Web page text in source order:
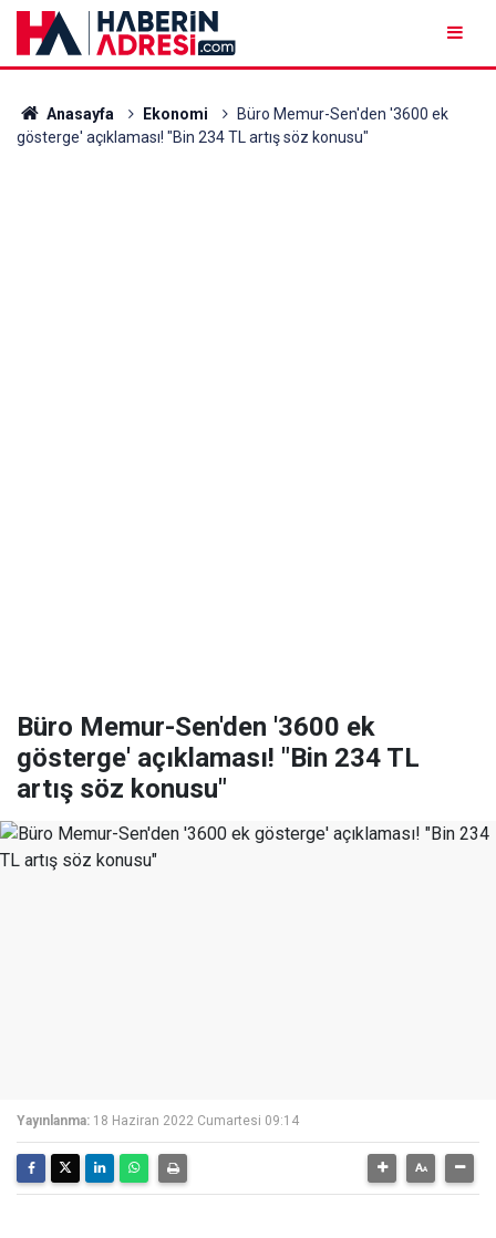
Anasayfa Ekonomi
Büro Memur-Sen'den '3600 ek
gösterge' açıklaması! "Bin 234 TL artış söz konusu"
Büro Memur-Sen'den '3600 ek
gösterge' açıklaması! "Bin 234 TL
artış söz konusu"
Yayınlanma: 18 Haziran 2022 Cumartesi 09:14